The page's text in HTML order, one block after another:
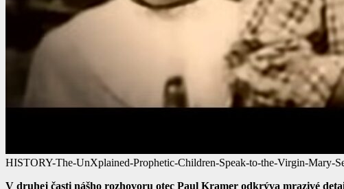
HISTORY-The-UnXplained-Prophetic-Children-Speak-to-the-Virgin-Mary-
V druhej časti nášho rozhovoru otec Paul Kramer odkrýva mrazivé